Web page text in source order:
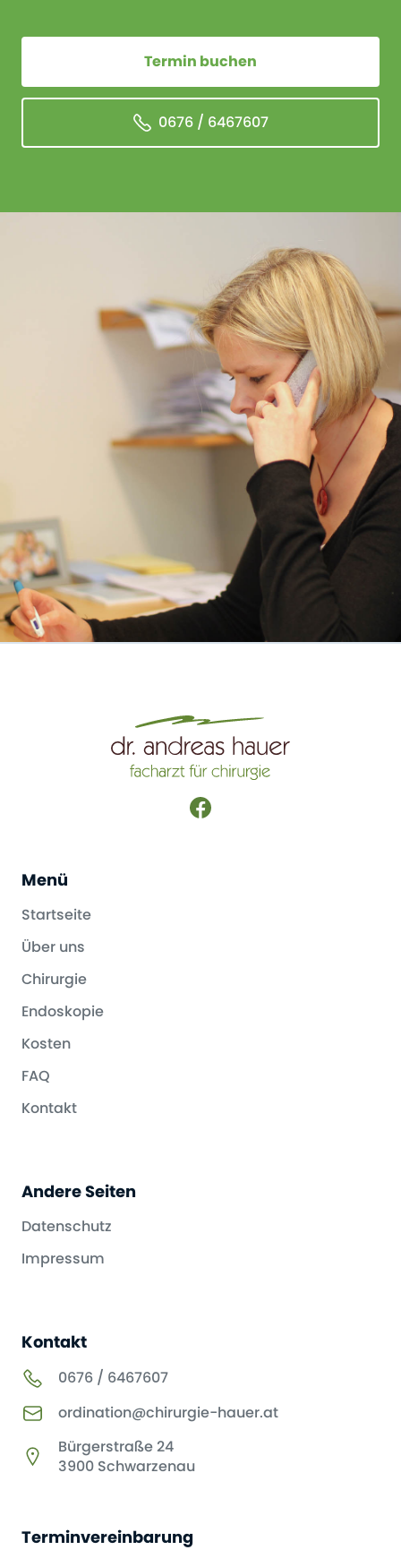
Termin buchen
0676 / 6467607
Menü
Startseite
Über uns
Chirurgie
Endoskopie
Kosten
FAQ
Kontakt
Andere Seiten
Datenschutz
Impressum
Kontakt
0676 / 6467607
ordination@chirurgie-hauer.at
Bürgerstraße 24
3900 Schwarzenau
Terminvereinbarung